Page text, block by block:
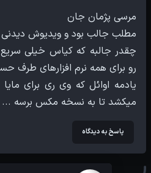
میکشد تا به نسخه مکس برسه ...
پاسخ به دیدگاه